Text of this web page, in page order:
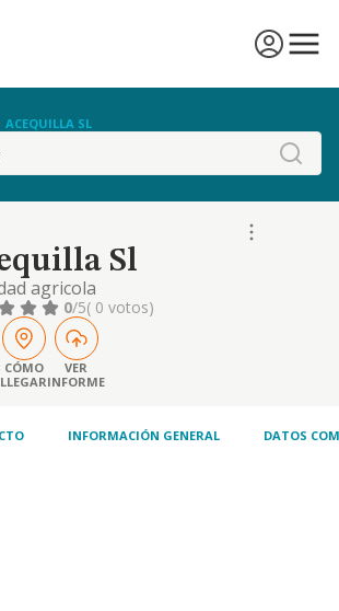
ACEQUILLA SL
Sl
agricola
0/5( 0 votos)
CÓMO
LLEGAR
VER
INFORME
INFORMACIÓN GENERAL DATOS